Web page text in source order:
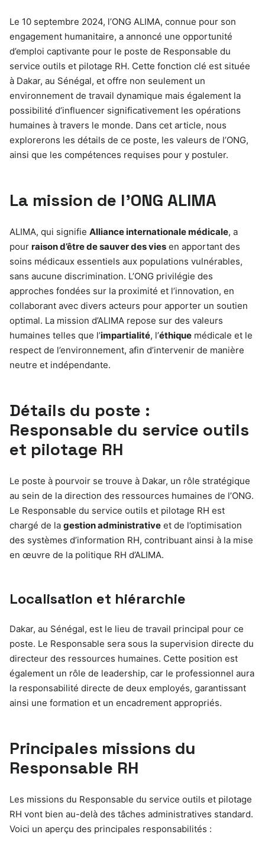
Le 10 septembre 2024, l’ONG ALIMA, connue pour son
engagement humanitaire, a annoncé une opportunité
d’emploi captivante pour le poste de Responsable du
service outils et pilotage RH. Cette fonction clé est située
à Dakar, au Sénégal, et offre non seulement un
environnement de travail dynamique mais également la
possibilité d’influencer significativement les opérations
humaines à travers le monde. Dans cet article, nous
explorerons les détails de ce poste, les valeurs de l’ONG,
ainsi que les compétences requises pour y postuler.
La mission de l’ONG ALIMA
ALIMA, qui signifie Alliance internationale médicale, a
pour raison d’être de sauver des vies en apportant des
soins médicaux essentiels aux populations vulnérables,
sans aucune discrimination. L’ONG privilégie des
approches fondées sur la proximité et l’innovation, en
collaborant avec divers acteurs pour apporter un soutien
optimal. La mission d’ALIMA repose sur des valeurs
humaines telles que l’impartialité, l’éthique médicale et le
respect de l’environnement, afin d’intervenir de manière
neutre et indépendante.
Détails du poste :
Responsable du service outils
et pilotage RH
Le poste à pourvoir se trouve à Dakar, un rôle stratégique
au sein de la direction des ressources humaines de l’ONG.
Le Responsable du service outils et pilotage RH est
chargé de la gestion administrative et de l’optimisation
des systèmes d’information RH, contribuant ainsi à la mise
en œuvre de la politique RH d’ALIMA.
Localisation et hiérarchie
Dakar, au Sénégal, est le lieu de travail principal pour ce
poste. Le Responsable sera sous la supervision directe du
directeur des ressources humaines. Cette position est
également un rôle de leadership, car le professionnel aura
la responsabilité directe de deux employés, garantissant
ainsi une formation et un encadrement appropriés.
Principales missions du
Responsable RH
Les missions du Responsable du service outils et pilotage
RH vont bien au-delà des tâches administratives standard.
Voici un aperçu des principales responsabilités :